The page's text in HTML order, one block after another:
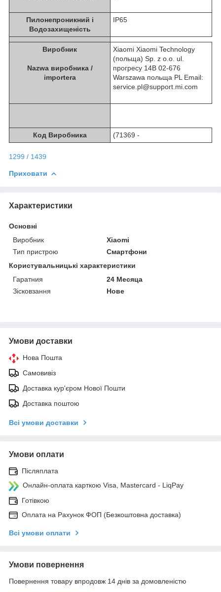
Пилонепроникний i
Водозахищеність
IP65
Виробник
Nazwa виробника /
importera
Xiaomi Xiaomi Technology
(польща) Sp. z o.o. ul.
прогресу 14B 02-676
Warszawa польща PL Email:
service.pl@support.mi.com
Код Виробника (71369 -
1299 / 1439
Приховати
Характеристики
Основні
Виробник
Xiaomi
Тип пристрою
Смартфони
Користувальницькі характеристики
Гаратния
24 Месяца
Зісковзання
Нове
Умови доставки
Нова Пошта
Самовивіз
Доставка кур'єром Нової Пошти
Доставка поштою
Всі умови доставки
Умови оплати
Післяплата
Онлайн-оплата карткою Visa, Mastercard - LiqPay
Готівкою
Оплата на Рахунок ФОП (Безкоштовна доставка)
Всі умови оплати
Умови повернення
Повернення товару впродовж 14 днів за домовленістю